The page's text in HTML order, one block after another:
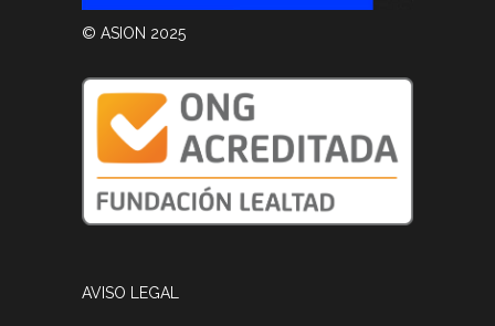
© ASION 2025
AVISO LEGAL